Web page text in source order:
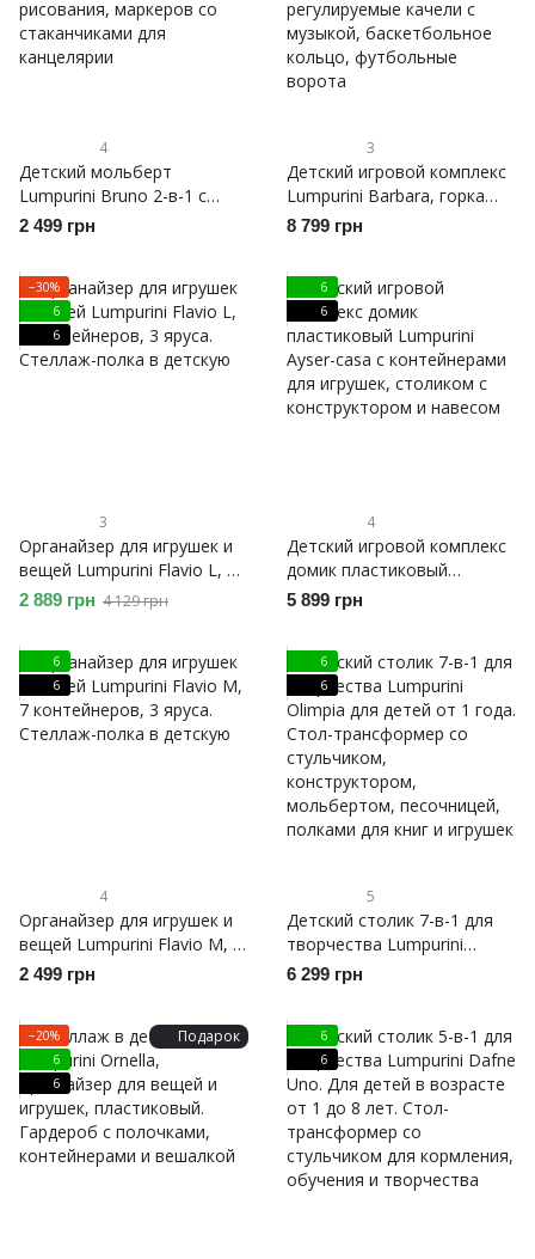
4
Детский мольберт
Lumpurini Bruno 2-в-1 с
регулировкой высоты.
Магнитная доска для
рисования, маркеров со
стаканчиками для
канцелярии
2 499 грн
3
Детский игровой комплекс
Lumpurini Barbara, горка
детская пластиковая для
улицы и дома,
регулируемые качели с
музыкой, баскетбольное
кольцо, футбольные
ворота
8 799 грн
−30%
6
6
3
Органайзер для игрушек и
вещей Lumpurini Flavio L, 9
контейнеров, 3 яруса.
Стеллаж-полка в детскую
2 889 грн 4 129 грн
6
6
4
Детский игровой комплекс
домик пластиковый
Lumpurini Ayser-casa с
контейнерами для игрушек,
столиком с конструктором
и навесом
5 899 грн
6
6
4
Органайзер для игрушек и
вещей Lumpurini Flavio M, 7
контейнеров, 3 яруса.
Стеллаж-полка в детскую
2 499 грн
6
6
5
Детский столик 7-в-1 для
творчества Lumpurini
Olimpia для детей от 1 года.
Стол-трансформер со
стульчиком,
конструктором,
мольбертом, песочницей,
полками для книг и игрушек
6 299 грн
Подарок
−20%
6
6
6
6